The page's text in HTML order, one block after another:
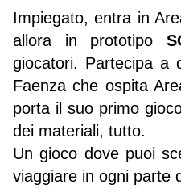
Impiegato, entra in
allora in prototipo
giocatori. Partecipa a
Faenza che ospita
porta il suo primo
dei materiali, tutto.
Un gioco dove puoi
viaggiare in ogni parte